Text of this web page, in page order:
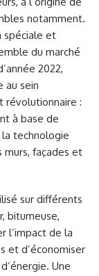
notamment.
spéciale et
du marché
2022,
au sein
révolutionnaire :
à base de
technologie
murs, façades et
sur différents
bitumeuse,
l’impact de la
et d’économiser
Une